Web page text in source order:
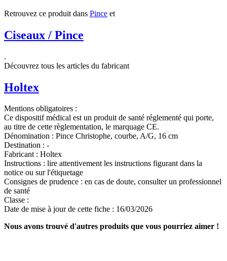
Retrouvez ce produit dans Pince et
Ciseaux / Pince
.
Découvrez tous les articles du fabricant
Holtex
Mentions obligatoires :
Ce dispositif médical est un produit de santé réglementé qui porte,
au titre de cette règlementation, le marquage CE.
Dénomination : Pince Christophe, courbe, A/G, 16 cm
Destination : -
Fabricant : Holtex
Instructions : lire attentivement les instructions figurant dans la
notice ou sur l'étiquetage
Consignes de prudence : en cas de doute, consulter un professionnel
de santé
Classe :
Date de mise à jour de cette fiche : 16/03/2026
Nous avons trouvé d'autres produits que vous pourriez aimer !